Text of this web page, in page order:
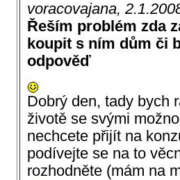
voracovajana,
Řeším problém zda
koupit s ním dům či
odpověď
Dobrý den, tady bych
životě se svými
nechcete přijít na
podívejte se na to
rozhodněte (mám na